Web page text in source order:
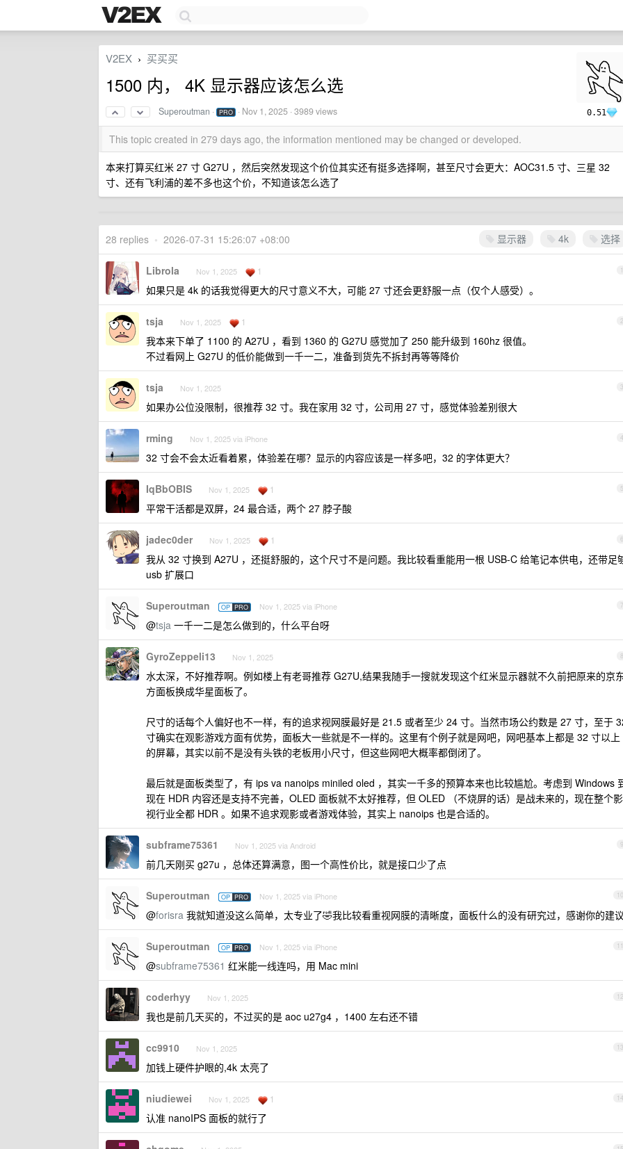
0.51
V2EX › 买买买
1500 内， 4K 显示器应该怎么选
Superoutman · PRO · Nov 1, 2025 · 3989 views
This topic created in 279 days ago, the information mentioned may be changed or developed.
本来打算买红米 27 寸 G27U ，然后突然发现这个价位其实还有挺多选择啊，甚至尺寸会更大：AOC31.5 寸、三星 32
寸、还有飞利浦的差不多也这个价，不知道该怎么选了
显示器 4k 选择
28 replies • 2026-07-31 15:26:07 +08:00
1
Librola Nov 1, 2025 1
如果只是 4k 的话我觉得更大的尺寸意义不大，可能 27 寸还会更舒服一点（仅个人感受）。
2
tsja Nov 1, 2025 1
我本来下单了 1100 的 A27U ，看到 1360 的 G27U 感觉加了 250 能升级到 160hz 很值。
不过看网上 G27U 的低价能做到一千一二，准备到货先不拆封再等等降价
3
tsja Nov 1, 2025
如果办公位没限制，很推荐 32 寸。我在家用 32 寸，公司用 27 寸，感觉体验差别很大
4
rming Nov 1, 2025 via iPhone
32 寸会不会太近看着累，体验差在哪？显示的内容应该是一样多吧，32 的字体更大？
5
IqBbOBIS Nov 1, 2025 1
平常干活都是双屏，24 最合适，两个 27 脖子酸
6
jadec0der Nov 1, 2025 1
我从 32 寸换到 A27U ，还挺舒服的，这个尺寸不是问题。我比较看重能用一根 USB-C 给笔记本供电，还带足
usb 扩展口
7
Superoutman OP PRO Nov 1, 2025 via iPhone
@tsja 一千一二是怎么做到的，什么平台呀
8
GyroZeppeli13 Nov 1, 2025
水太深，不好推荐啊。例如楼上有老哥推荐 G27U,结果我随手一搜就发现这个红米显示器就不久前把原来的京
方面板换成华星面板了。
尺寸的话每个人偏好也不一样，有的追求视网膜最好是 21.5 或者至少 24 寸。当然市场公约数是 27 寸，至于
寸确实在观影游戏方面有优势，面板大一些就是不一样的。这里有个例子就是网吧，网吧基本上都是 32 寸以上
的屏幕，其实以前不是没有头铁的老板用小尺寸，但这些网吧大概率都倒闭了。
最后就是面板类型了，有 ips va nanoips miniled oled ，其实一千多的预算本来也比较尴尬。考虑到 Windows
现在 HDR 内容还是支持不完善，OLED 面板就不太好推荐，但 OLED （不烧屏的话）是战未来的，现在整个影
视行业全都 HDR 。如果不追求观影或者游戏体验，其实上 nanoips 也是合适的。
9
subframe75361 Nov 1, 2025 via Android
前几天刚买 g27u ，总体还算满意，图一个高性价比，就是接口少了点
10
Superoutman OP PRO Nov 1, 2025 via iPhone
@forisra 我就知道没这么简单，太专业了🤣我比较看重视网膜的清晰度，面板什么的没有研究过，感谢你的建议
11
Superoutman OP PRO Nov 1, 2025 via iPhone
@subframe75361 红米能一线连吗，用 Mac mini
12
coderhyy Nov 1, 2025
我也是前几天买的，不过买的是 aoc u27g4 ，1400 左右还不错
13
cc9910 Nov 1, 2025
加钱上硬件护眼的,4k 太亮了
14
niudiewei Nov 1, 2025 1
认准 nanoIPS 面板的就行了